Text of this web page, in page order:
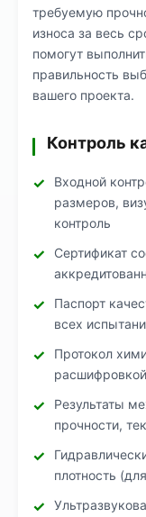
требуемую
износа за весь
помогут
правильность
вашего проекта.
Контроль
Входной
размеров,
контроль
Сертификат
Паспорт
всех
Протокол
Результаты
прочности,
плотность